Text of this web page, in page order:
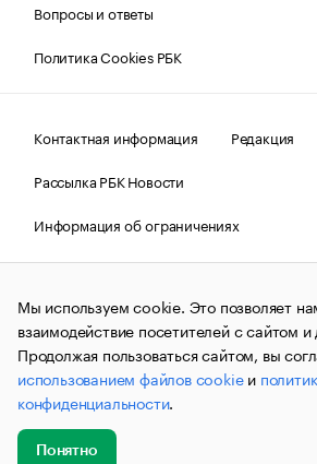
Вопросы и ответы
Политика Cookies РБК
Контактная информация
Редакция
Рассылка РБК Новости
Информация об ограничениях
Правовая информация
О соблюдении
© АО «РОСБИЗНЕСКОНСАЛТИНГ»,
и материалы информационного
(зарегистрировано Федеральной
связи, информационных технологий и
коммуникаций (Роскомнадзор) 09.12.2015
№ФС77-63848) сопровождаются
публикации могут содержать информацию,
не предназначенную для пользователей
до 18 лет.
Мы используем cookie. Это позволяет
взаимодействие посетителей с сайтом
Продолжая пользоваться сайтом, вы
использованием файлов cookieи
конфиденциальности.
Понятно